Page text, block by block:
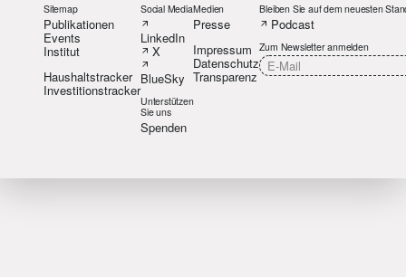
Sitemap
Publikationen
Events
Institut
Haushaltstracker
Investitionstracker
Social Media
LinkedIn
X
BlueSky
Unterstützen
Sie uns
Spenden
Medien
Presse
Impressum
Datenschutz
Transparenz
Bleiben Sie auf dem neuesten
Podcast
Zum Newsletter anmelden